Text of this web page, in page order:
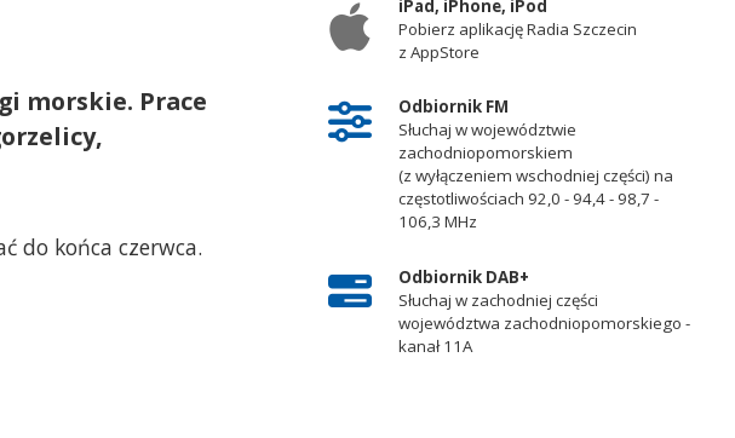
morskie. Prace
do końca czerwca.
iPad, iPhone, iPod
Pobierz aplikację Radia Szczecin
z AppStore
Odbiornik FM
Słuchaj w województwie
zachodniopomorskiem
(z wyłączeniem wschodniej części) na
częstotliwościach 92,0 - 94,4 - 98,7 -
106,3 MHz
Odbiornik DAB+
Słuchaj w zachodniej części
województwa zachodniopomorskiego -
kanał 11A